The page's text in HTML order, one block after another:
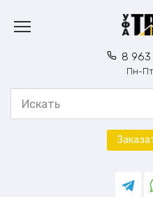
содержанию
8
Пн-